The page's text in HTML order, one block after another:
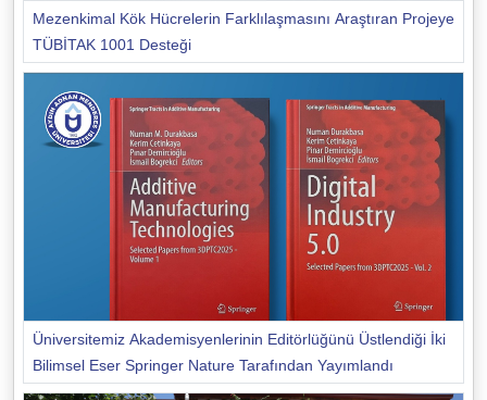
Mezenkimal Kök Hücrelerin Farklılaşmasını Araştıran Projeye
TÜBİTAK 1001 Desteği
Üniversitemiz Akademisyenlerinin Editörlüğünü Üstlendiği İki
Bilimsel Eser Springer Nature Tarafından Yayımlandı